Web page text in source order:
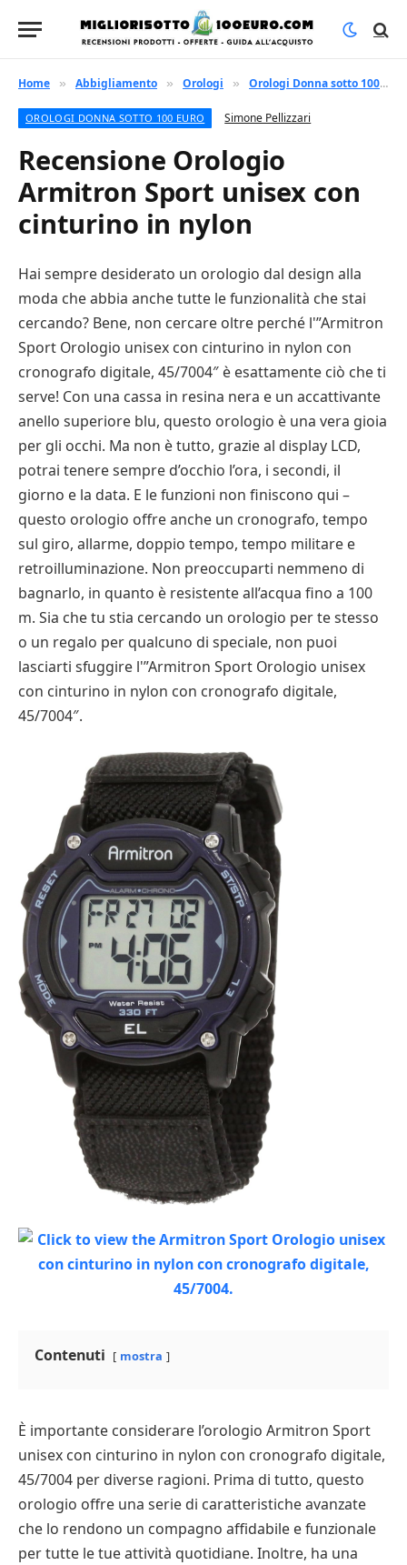
Home » Abbigliamento » Orologi » Orologi Donna sotto 100 euro
OROLOGI DONNA SOTTO 100 EURO Simone Pellizzari
Recensione Orologio
Armitron Sport unisex con
cinturino in nylon
Hai sempre desiderato un orologio dal design alla
moda che abbia anche tutte le funzionalità che stai
cercando? Bene, non cercare oltre perché l'”Armitron
Sport Orologio unisex con cinturino in nylon con
cronografo digitale, 45/7004″ è esattamente ciò che ti
serve! Con una cassa in resina nera e un accattivante
anello superiore blu, questo orologio è una vera gioia
per gli occhi. Ma non è tutto, grazie al display LCD,
potrai tenere sempre d’occhio l’ora, i secondi, il
giorno e la data. E le funzioni non finiscono qui –
questo orologio offre anche un cronografo, tempo
sul giro, allarme, doppio tempo, tempo militare e
retroilluminazione. Non preoccuparti nemmeno di
bagnarlo, in quanto è resistente all’acqua fino a 100
m. Sia che tu stia cercando un orologio per te stesso
o un regalo per qualcuno di speciale, non puoi
lasciarti sfuggire l'”Armitron Sport Orologio unisex
con cinturino in nylon con cronografo digitale,
45/7004″.
Contenuti mostra
È importante considerare l’orologio Armitron Sport
unisex con cinturino in nylon con cronografo digitale,
45/7004 per diverse ragioni. Prima di tutto, questo
orologio offre una serie di caratteristiche avanzate
che lo rendono un compagno affidabile e funzionale
per tutte le tue attività quotidiane. Inoltre, ha una